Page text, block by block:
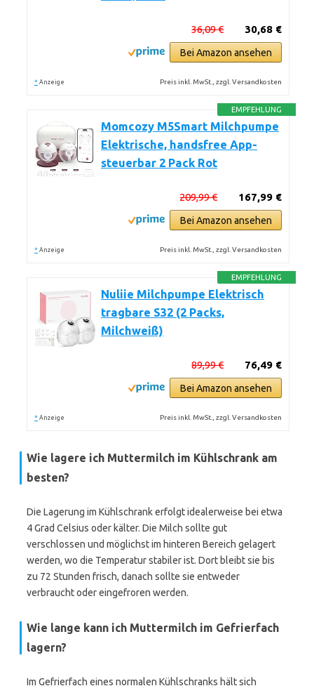
30,68 €
36,09 €
Bei Amazon ansehen
* Anzeige Preis inkl. MwSt., zzgl. Versandkosten
EMPFEHLUNG
Momcozy M5Smart Milchpumpe
Elektrische, handsfree App-
steuerbar 2 Pack Rot
167,99 €
209,99 €
Bei Amazon ansehen
* Anzeige Preis inkl. MwSt., zzgl. Versandkosten
EMPFEHLUNG
Nuliie Milchpumpe Elektrisch
tragbare S32 (2 Packs,
Milchweiß)
76,49 €
89,99 €
Bei Amazon ansehen
* Anzeige Preis inkl. MwSt., zzgl. Versandkosten
Wie lagere ich Muttermilch im Kühlschrank am
besten?
Die Lagerung im Kühlschrank erfolgt idealerweise bei etwa
4 Grad Celsius oder kälter. Die Milch sollte gut
verschlossen und möglichst im hinteren Bereich gelagert
werden, wo die Temperatur stabiler ist. Dort bleibt sie bis
zu 72 Stunden frisch, danach sollte sie entweder
verbraucht oder eingefroren werden.
Wie lange kann ich Muttermilch im Gefrierfach
lagern?
Im Gefrierfach eines normalen Kühlschranks hält sich